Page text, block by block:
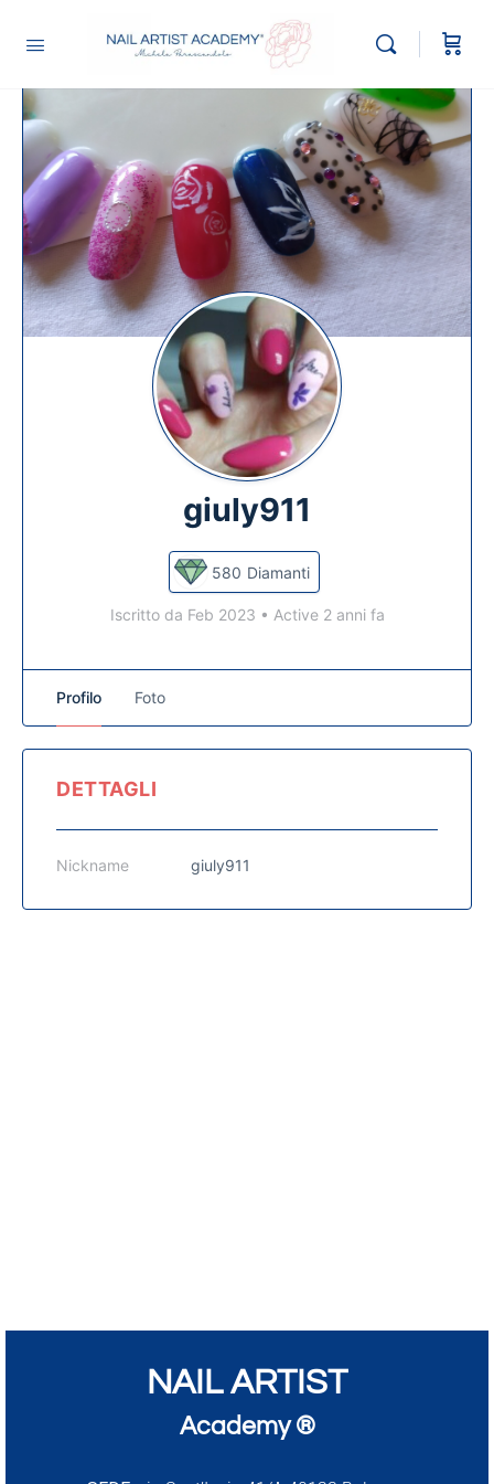
giuly911
580 Diamanti
Iscritto da Feb 2023 • Active 2 anni fa
Profilo Foto
DETTAGLI
Nickname giuly911
NAIL ARTIST
Academy ®